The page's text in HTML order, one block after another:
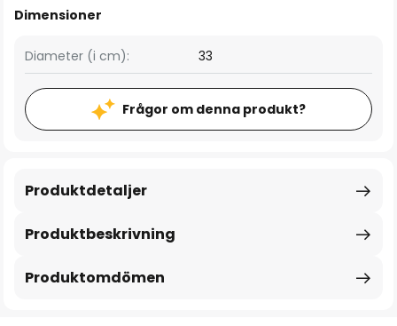
Dimensioner
Diameter (i cm): 33
Frågor om denna produkt?
Produktbeskrivning
Produktdetaljer
Produktomdömen